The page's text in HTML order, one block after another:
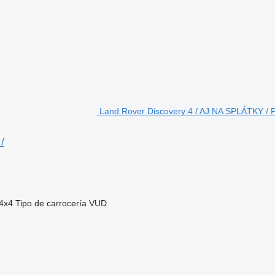
Land Rover Discovery 4 / AJ NA SPLÁTKY /
Tipo de carrocería VUD